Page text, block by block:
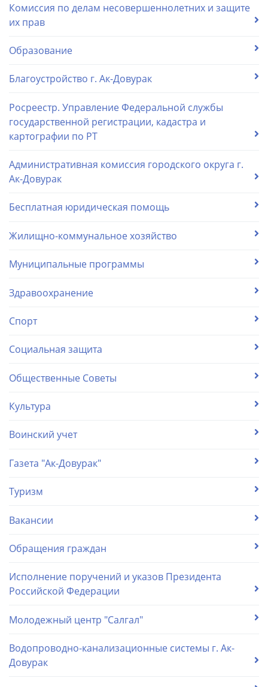
Комиссия по делам несовершеннолетних и защите
их прав
Образование
Благоустройство г. Ак-Довурак
Росреестр. Управление Федеральной службы
государственной регистрации, кадастра и
картографии по РТ
Административная комиссия городского округа г.
Ак-Довурак
Бесплатная юридическая помощь
Жилищно-коммунальное хозяйство
Муниципальные программы
Здравоохранение
Спорт
Социальная защита
Общественные Советы
Культура
Воинский учет
Газета "Ак-Довурак"
Туризм
Вакансии
Обращения граждан
Исполнение поручений и указов Президента
Российской Федерации
Молодежный центр "Салгал"
Водопроводно-канализационные системы г. Ак-
Довурак